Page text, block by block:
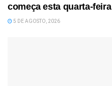
começa esta quarta-feira
5 DE AGOSTO, 2026